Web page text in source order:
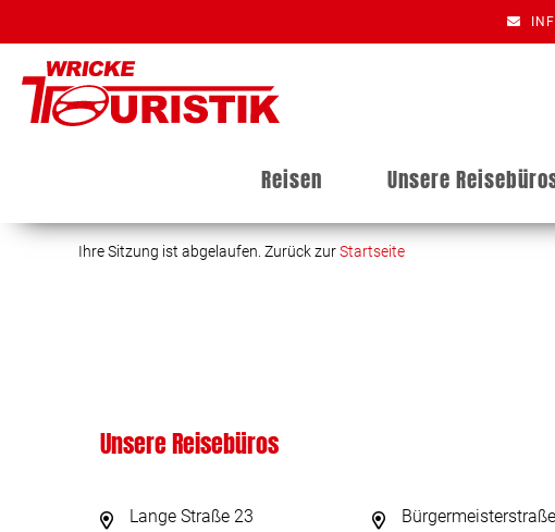
Reisen Unsere
Ihre Sitzung ist abgelaufen. Zurück zurStartseite
Unsere Reisebüros
Lange Straße 23